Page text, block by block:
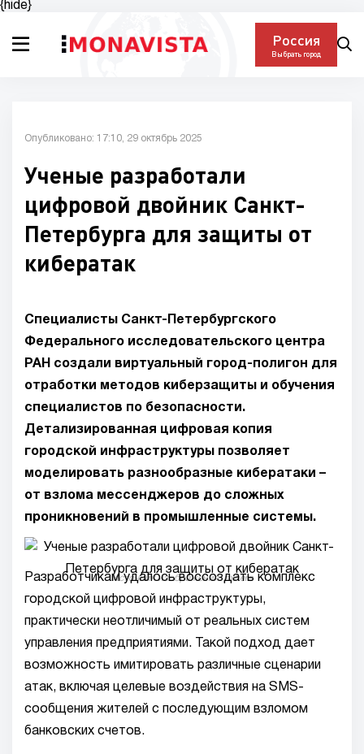
{hide}
Россия
Выбрать город
Опубликовано: 17:10, 29 октябрь 2025
Ученые разработали
цифровой двойник Санкт-
Петербурга для защиты от
кибератак
Специалисты Санкт-Петербургского
Федерального исследовательского центра
РАН создали виртуальный город-полигон для
отработки методов киберзащиты и обучения
специалистов по безопасности.
Детализированная цифровая копия
городской инфраструктуры позволяет
моделировать разнообразные кибератаки –
от взлома мессенджеров до сложных
проникновений в промышленные системы.
Источник изображения: pxhere
Разработчикам удалось воссоздать комплекс
городской цифровой инфраструктуры,
практически неотличимый от реальных систем
управления предприятиями. Такой подход дает
возможность имитировать различные сценарии
атак, включая целевые воздействия на SMS-
сообщения жителей с последующим взломом
банковских счетов.